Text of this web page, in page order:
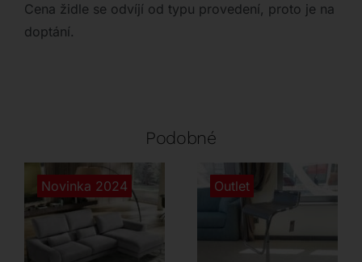
Cena židle se odvíjí od typu provedení, proto je na
doptání.
Podobné
Novinka 2024 Outlet